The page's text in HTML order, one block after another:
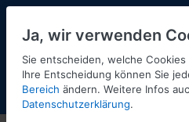
Menü Anmelden
Ja, wir verwenden
Sie entscheiden, welche
Ihre Entscheidung können Sie
Bereich ändern. Weitere Infos
Datenschutzerklärung.